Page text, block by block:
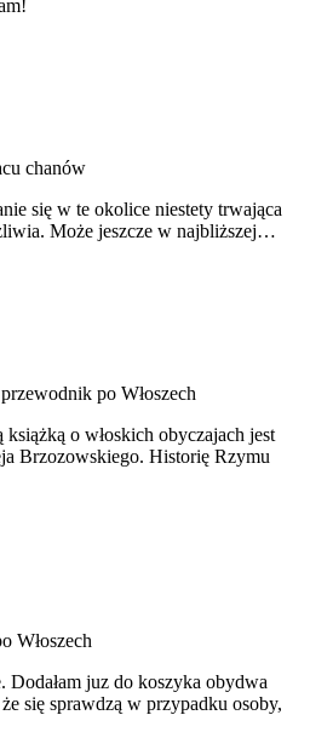
chanów
się w te okolice niestety trwająca
Może jeszcze w najbliższej…
po Włoszech
o włoskich obyczajach jest
Brzozowskiego. Historię Rzymu
Włoszech
Dodałam juz do koszyka obydwa
się sprawdzą w przypadku osoby,